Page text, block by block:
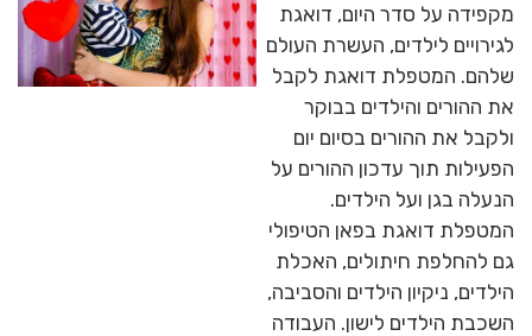
מקפידה על סדר היום, דואגת
לגירויים לילדים, העשרת העולם
שלהם. המטפלת דואגת לקבל
את ההורים והילדים בבוקר
ולקבל את ההורים בסיום יום
הפעילות תוך עדכון ההורים על
הנעלה בגן ועל הילדים.
המטפלת דואגת בפאן הטיפולי
גם להחלפת חיתולים, האכלת
הילדים, ניקיון הילדים והסביבה,
השכבת הילדים לישון. העבודה